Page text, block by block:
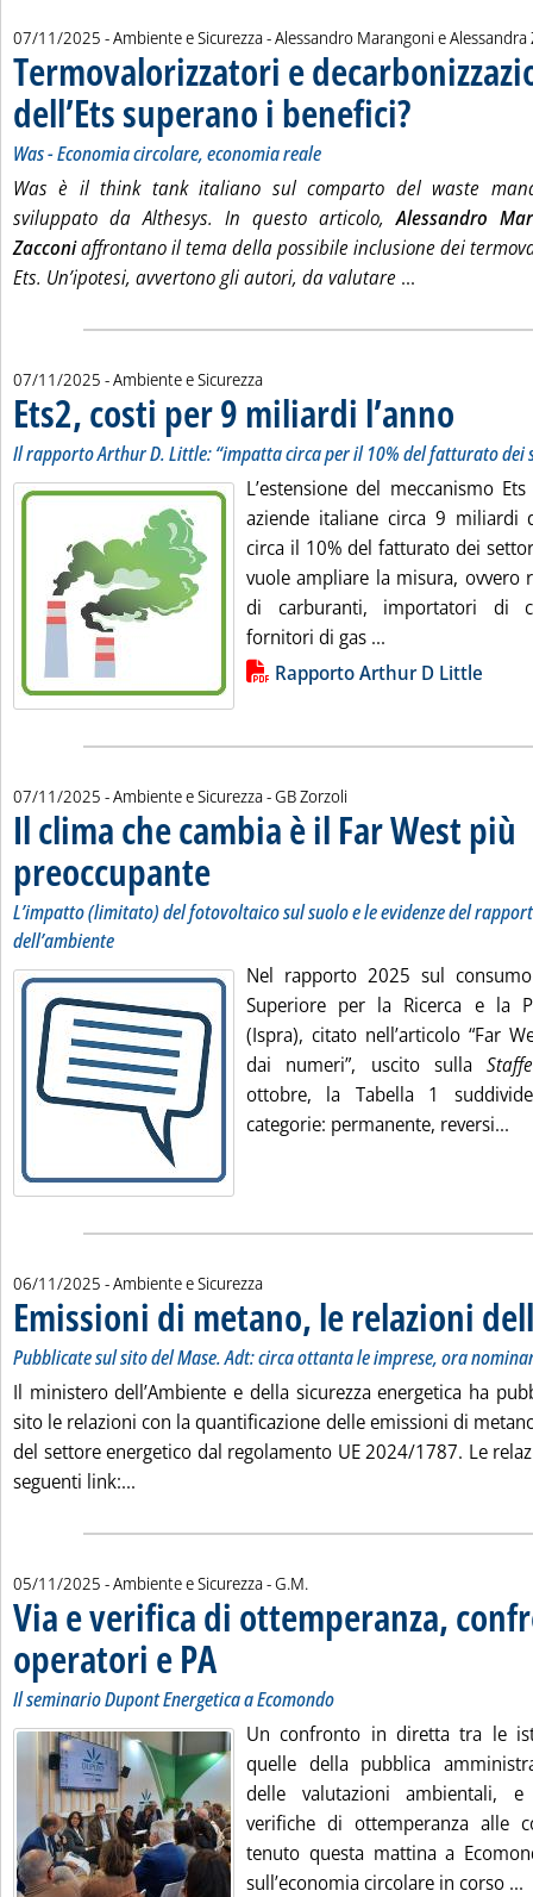
07/11/2025 - Ambiente e Sicurezza -di:
Alessandro Marangoni e Alessandra
Termovalorizzatori e
dell’Ets superano i benefici?. Sottotitolo: Was -
. Pubblicata venerdì
Was - Economia circolare, economia reale
Was è il think tank italiano sul comparto del waste
sviluppato da Althesys. In questo articolo,Alessandro
Zacconiaffrontano il tema della possibile inclusione dei
Ets. Un’ipotesi, avvertono gli autori, da valutare ...
07/11/2025 - Ambiente e Sicurezza
Ets2, costi per 9 miliardi l’anno
Il rapporto Arthur D. Little: “impatta circa per il 10% del fatturato dei
L’estensione del meccanismo
aziende italiane circa 9 miliardi
circa il 10% del fatturato dei
vuole ampliare la misura, ovvero
di carburanti, importatori di
fornitori di gas ...
Lista allegati PDF alla notiziaRapporto Arthur D Little
07/11/2025 - Ambiente e Sicurezza -di:
GB Zorzoli
Il clima che cambia è il Far West più
preoccupante . Sottotitolo: L’impatto (limitato) del fotovoltaico sul
. Pubblicata venerdì 07 novembre 2025 alle 11.1.
L’impatto (limitato) del fotovoltaico sul suolo e le evidenze del
dell’ambiente
Nel rapporto 2025 sul
Superiore per la Ricerca e la
(Ispra), citato nell’articolo “Far
dai numeri”, uscito sulla
ottobre, la Tabella 1
categorie: permanente, reversi...
06/11/2025 - Ambiente e Sicurezza
Emissioni di metano, le relazioni
Pubblicate sul sito del Mase. Adt: circa ottanta le imprese, ora
Il ministero dell’Ambiente e della sicurezza energetica ha
sito le relazioni con la quantificazione delle emissioni di
del settore energetico dal regolamento UE 2024/1787. Le
seguenti link:...
05/11/2025 - Ambiente e Sicurezza -di:
G.M.
Via e verifica di ottemperanza,
operatori e PA . Sottotitolo: Il seminario Dupont Energetica a
. Pubblicata mercoledì 05 novembre 2025 alle 18.31.
Il seminario Dupont Energetica a Ecomondo
Un confronto in diretta tra le
quelle della pubblica
delle valutazioni ambientali,
verifiche di ottemperanza alle
tenuto questa mattina a
sull’economia circolare in corso ...